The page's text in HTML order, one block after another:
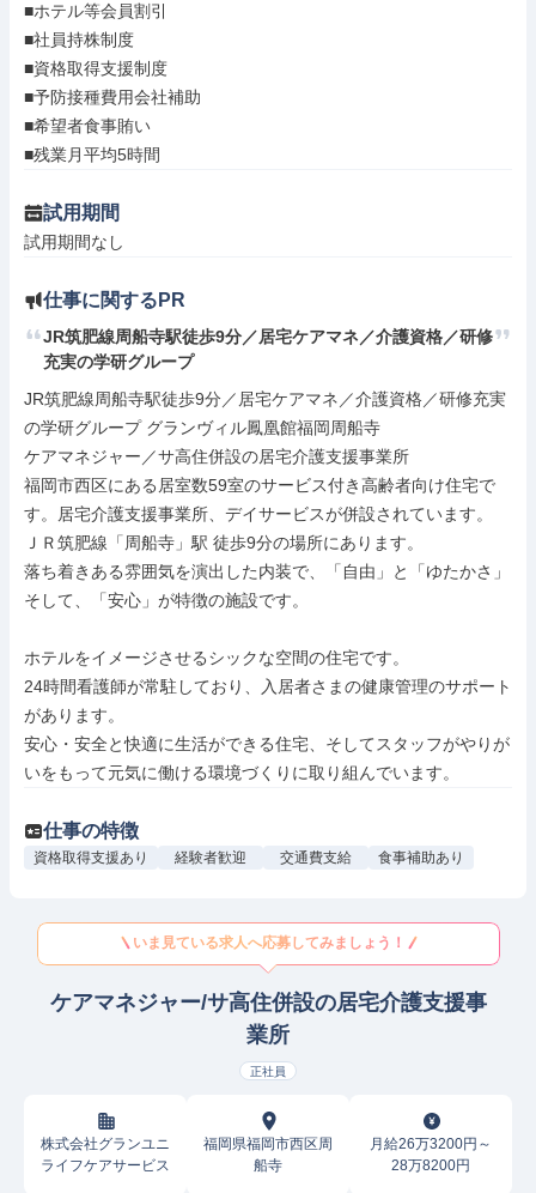
■ホテル等会員割引
■社員持株制度
■資格取得支援制度
■予防接種費用会社補助
■希望者食事賄い
■残業月平均5時間
試用期間
試用期間なし
仕事に関するPR
JR筑肥線周船寺駅徒歩9分／居宅ケアマネ／介護資格／研修
充実の学研グループ
JR筑肥線周船寺駅徒歩9分／居宅ケアマネ／介護資格／研修充実
の学研グループ グランヴィル鳳凰館福岡周船寺
ケアマネジャー／サ高住併設の居宅介護支援事業所
福岡市西区にある居室数59室のサービス付き高齢者向け住宅で
す。居宅介護支援事業所、デイサービスが併設されています。
ＪＲ筑肥線「周船寺」駅 徒歩9分の場所にあります。
落ち着きある雰囲気を演出した内装で、「自由」と「ゆたかさ」
そして、「安心」が特徴の施設です。
ホテルをイメージさせるシックな空間の住宅です。
24時間看護師が常駐しており、入居者さまの健康管理のサポート
があります。
安心・安全と快適に生活ができる住宅、そしてスタッフがやりが
いをもって元気に働ける環境づくりに取り組んでいます。
仕事の特徴
資格取得支援あり 経験者歓迎 交通費支給 食事補助あり
いま見ている求人へ応募してみましょう！
ケアマネジャー/サ高住併設の居宅介護支援事
業所
正社員
株式会社グランユニ
ライフケアサービス
福岡県福岡市西区周
船寺
月給26万3200円～
28万8200円